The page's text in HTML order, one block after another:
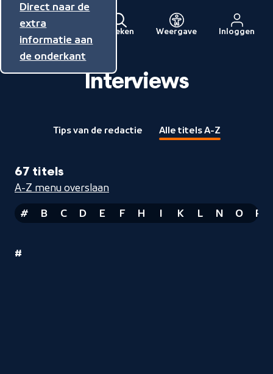
Direct naar de
inhoud
Direct naar de
hoofdnavigatie
Direct naar de
extra
informatie aan
de onderkant
Menu
Naar
de
beginpagina
Zoeken Weergave Inloggen
Interviews
Tips van de redactie Alle titels A-Z
67 titels
A-Z menu overslaan
#
Nummers
B C D E F H I K L N O P
1
#